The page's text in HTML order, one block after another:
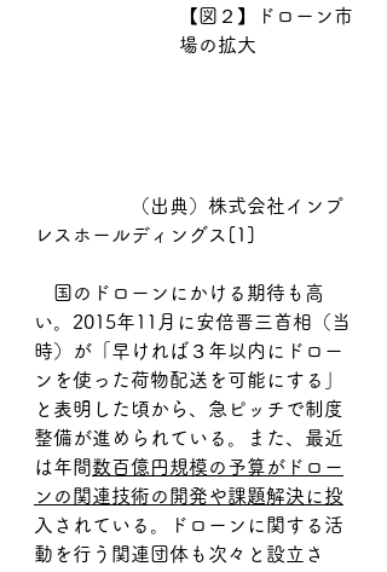
【図２】ドローン市
場の拡大
レスホールディングス[1]
国のドローンにかける期待も高
い。2015年11月に安倍晋三首相（当
時）が「早ければ３年以内にドロー
ンを使った荷物配送を可能にする」
と表明した頃から、急ピッチで制度
整備が進められている。また、最近
は年間数百億円規模の予算がドロー
ンの関連技術の開発や課題解決に投
入されている。ドローンに関する活
動を行う関連団体も次々と設立さ